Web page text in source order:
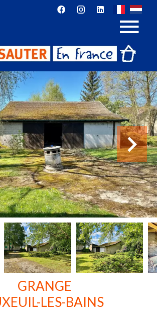
GRANGE
LES-BAINS